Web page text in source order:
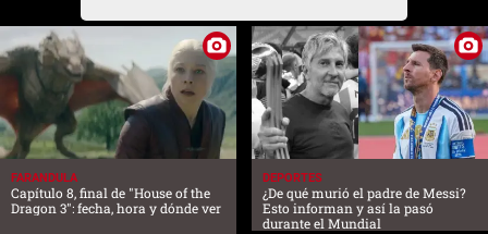
FARANDULA
Capítulo 8, final de "House of the
Dragon 3": fecha, hora y dónde ver
DEPORTES
¿De qué murió el padre de Messi?
Esto informan y así la pasó
durante el Mundial